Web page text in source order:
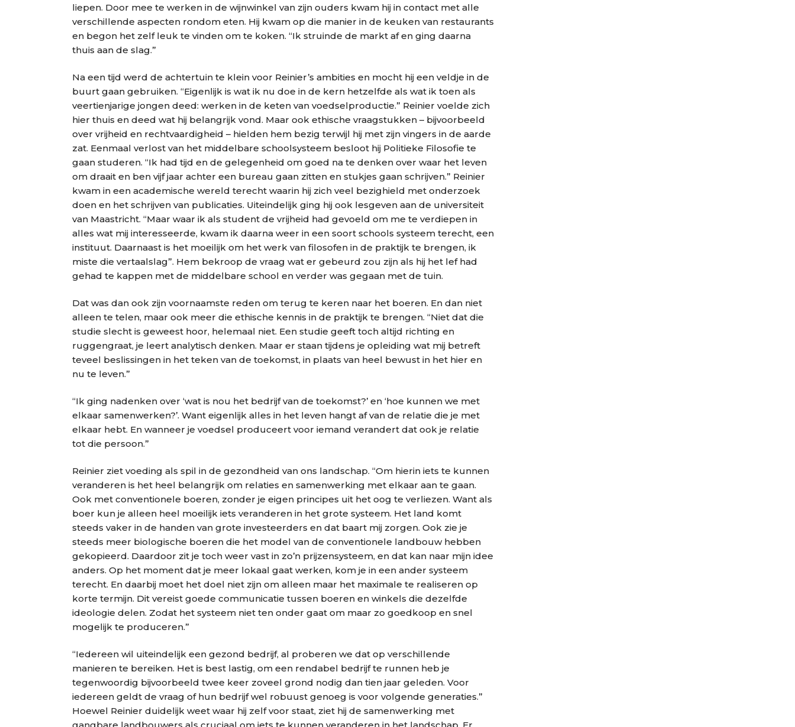
liepen. Door mee te werken in de wijnwinkel van zijn ouders kwam hij in contact met alle
verschillende aspecten rondom eten. Hij kwam op die manier in de keuken van restaurants
en begon het zelf leuk te vinden om te koken. “Ik struinde de markt af en ging daarna
thuis aan de slag.”
Na een tijd werd de achtertuin te klein voor Reinier’s ambities en mocht hij een veldje in de
buurt gaan gebruiken. “Eigenlijk is wat ik nu doe in de kern hetzelfde als wat ik toen als
veertienjarige jongen deed: werken in de keten van voedselproductie.” Reinier voelde zich
hier thuis en deed wat hij belangrijk vond. Maar ook ethische vraagstukken – bijvoorbeeld
over vrijheid en rechtvaardigheid – hielden hem bezig terwijl hij met zijn vingers in de aarde
zat. Eenmaal verlost van het middelbare schoolsysteem besloot hij Politieke Filosofie te
gaan studeren. “Ik had tijd en de gelegenheid om goed na te denken over waar het leven
om draait en ben vijf jaar achter een bureau gaan zitten en stukjes gaan schrijven.” Reinier
kwam in een academische wereld terecht waarin hij zich veel bezighield met onderzoek
doen en het schrijven van publicaties. Uiteindelijk ging hij ook lesgeven aan de universiteit
van Maastricht. “Maar waar ik als student de vrijheid had gevoeld om me te verdiepen in
alles wat mij interesseerde, kwam ik daarna weer in een soort schools systeem terecht, een
instituut. Daarnaast is het moeilijk om het werk van filosofen in de praktijk te brengen, ik
miste die vertaalslag”. Hem bekroop de vraag wat er gebeurd zou zijn als hij het lef had
gehad te kappen met de middelbare school en verder was gegaan met de tuin.
Dat was dan ook zijn voornaamste reden om terug te keren naar het boeren. En dan niet
alleen te telen, maar ook meer die ethische kennis in de praktijk te brengen. “Niet dat die
studie slecht is geweest hoor, helemaal niet. Een studie geeft toch altijd richting en
ruggengraat, je leert analytisch denken. Maar er staan tijdens je opleiding wat mij betreft
teveel beslissingen in het teken van de toekomst, in plaats van heel bewust in het hier en
nu te leven.”
“Ik ging nadenken over ‘wat is nou het bedrijf van de toekomst?’ en ‘hoe kunnen we met
elkaar samenwerken?’. Want eigenlijk alles in het leven hangt af van de relatie die je met
elkaar hebt. En wanneer je voedsel produceert voor iemand verandert dat ook je relatie
tot die persoon.”
Reinier ziet voeding als spil in de gezondheid van ons landschap. “Om hierin iets te kunnen
veranderen is het heel belangrijk om relaties en samenwerking met elkaar aan te gaan.
Ook met conventionele boeren, zonder je eigen principes uit het oog te verliezen. Want als
boer kun je alleen heel moeilijk iets veranderen in het grote systeem. Het land komt
steeds vaker in de handen van grote investeerders en dat baart mij zorgen. Ook zie je
steeds meer biologische boeren die het model van de conventionele landbouw hebben
gekopieerd. Daardoor zit je toch weer vast in zo’n prijzensysteem, en dat kan naar mijn idee
anders. Op het moment dat je meer lokaal gaat werken, kom je in een ander systeem
terecht. En daarbij moet het doel niet zijn om alleen maar het maximale te realiseren op
korte termijn. Dit vereist goede communicatie tussen boeren en winkels die dezelfde
ideologie delen. Zodat het systeem niet ten onder gaat om maar zo goedkoop en snel
mogelijk te produceren.”
“Iedereen wil uiteindelijk een gezond bedrijf, al proberen we dat op verschillende
manieren te bereiken. Het is best lastig, om een rendabel bedrijf te runnen heb je
tegenwoordig bijvoorbeeld twee keer zoveel grond nodig dan tien jaar geleden. Voor
iedereen geldt de vraag of hun bedrijf wel robuust genoeg is voor volgende generaties.”
Hoewel Reinier duidelijk weet waar hij zelf voor staat, ziet hij de samenwerking met